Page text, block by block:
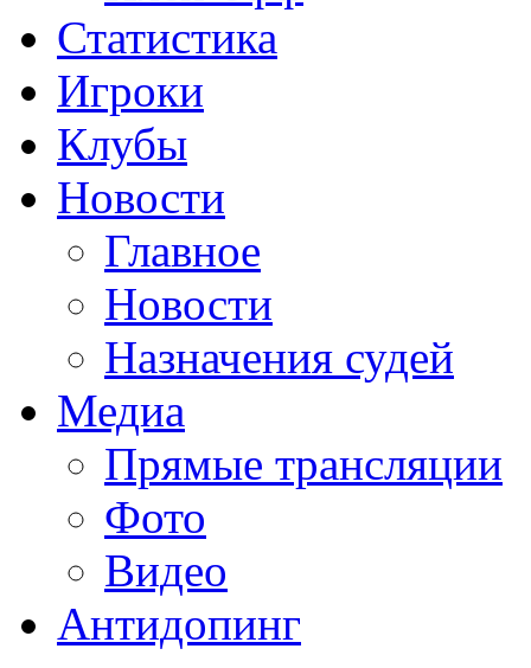
Статистика
Игроки
Клубы
Новости
Главное
Новости
Назначения судей
Медиа
Прямые трансляции
Фото
Видео
Антидопинг